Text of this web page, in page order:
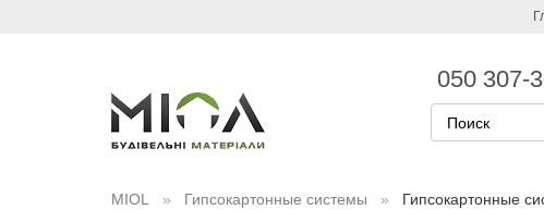
050 307-
MIOL Гипсокартонные системы Гипсокартонные